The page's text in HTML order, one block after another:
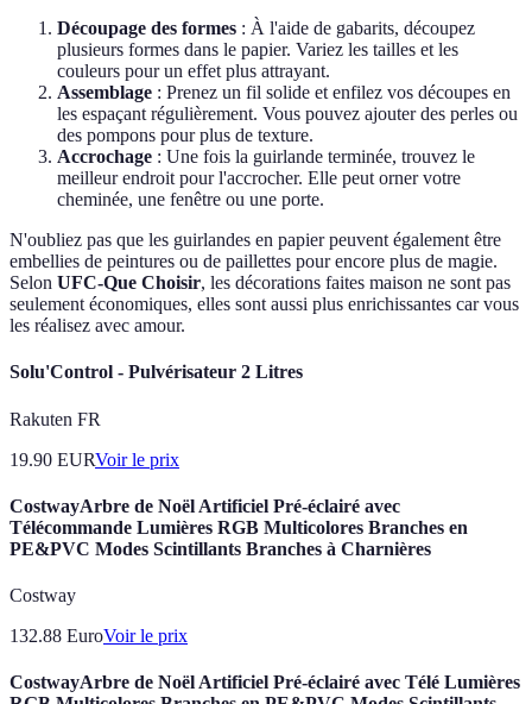
Découpage des formes : À l'aide de gabarits, découpez
plusieurs formes dans le papier. Variez les tailles et les
couleurs pour un effet plus attrayant.
Assemblage : Prenez un fil solide et enfilez vos découpes en
les espaçant régulièrement. Vous pouvez ajouter des perles ou
des pompons pour plus de texture.
Accrochage : Une fois la guirlande terminée, trouvez le
meilleur endroit pour l'accrocher. Elle peut orner votre
cheminée, une fenêtre ou une porte.
N'oubliez pas que les guirlandes en papier peuvent également être
embellies de peintures ou de paillettes pour encore plus de magie.
Selon UFC-Que Choisir, les décorations faites maison ne sont pas
seulement économiques, elles sont aussi plus enrichissantes car vous
les réalisez avec amour.
Solu'Control - Pulvérisateur 2 Litres
Rakuten FR
19.90 EURVoir le prix
CostwayArbre de Noël Artificiel Pré-éclairé avec
Télécommande Lumières RGB Multicolores Branches en
PE&PVC Modes Scintillants Branches à Charnières
Costway
132.88 EuroVoir le prix
CostwayArbre de Noël Artificiel Pré-éclairé avec Télé Lumières